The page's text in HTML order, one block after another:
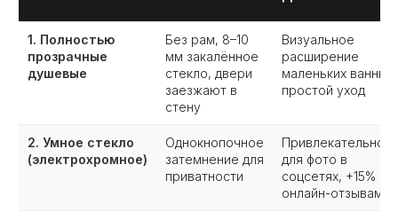
1. Полностью
прозрачные
душевые
Без рам, 8–10
мм закалённое
стекло, двери
заезжают в
стену
Визуальное
расширение
маленьких ванных,
простой уход
2. Умное стекло
(электрохромное)
Однокнопочное
затемнение для
приватности
для фото в
соцсетях, +15% к
онлайн-отзывам